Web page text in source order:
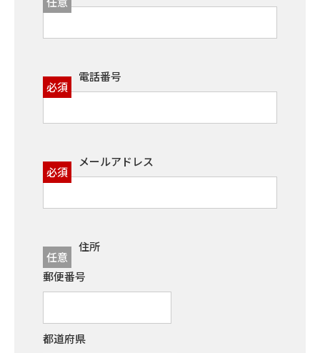
電話番号
必須
メールアドレス
必須
住所
任意
郵便番号
都道府県